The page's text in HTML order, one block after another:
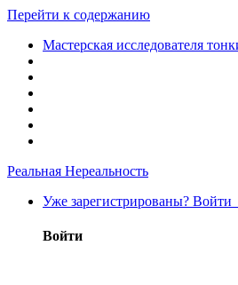
Перейти к содержанию
Мастерская исследователя
Реальная Нереальность
Уже зарегистрированы? Войти
Войти